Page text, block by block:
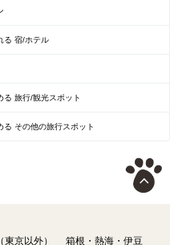
る 宿/ホテル
る 旅行/観光スポット
その他の旅行スポット
京以外） 箱根・熱海・伊豆